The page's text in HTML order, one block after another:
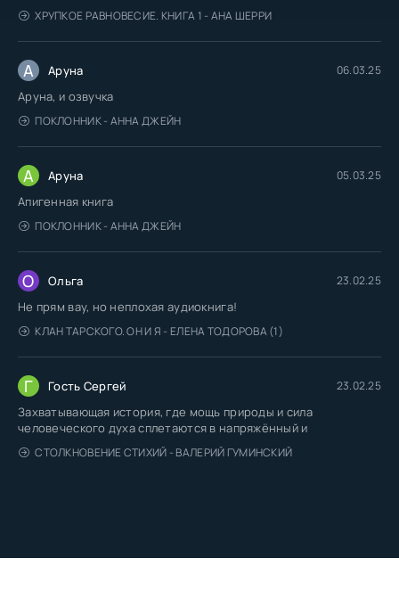
ХРУПКОЕ РАВНОВЕСИЕ. КНИГА 1 - АНА ШЕРРИ
А Аруна 06.03.25
Аруна, и озвучка
ПОКЛОННИК - АННА ДЖЕЙН
А Аруна 05.03.25
Апигенная книга
ПОКЛОННИК - АННА ДЖЕЙН
О Ольга 23.02.25
Не прям вау, но неплохая аудиокнига!
КЛАН ТАРСКОГО. ОН И Я - ЕЛЕНА ТОДОРОВА (1)
Г Гость Сергей 23.02.25
Захватывающая история, где мощь природы и сила
человеческого духа сплетаются в напряжённый и
СТОЛКНОВЕНИЕ СТИХИЙ - ВАЛЕРИЙ ГУМИНСКИЙ